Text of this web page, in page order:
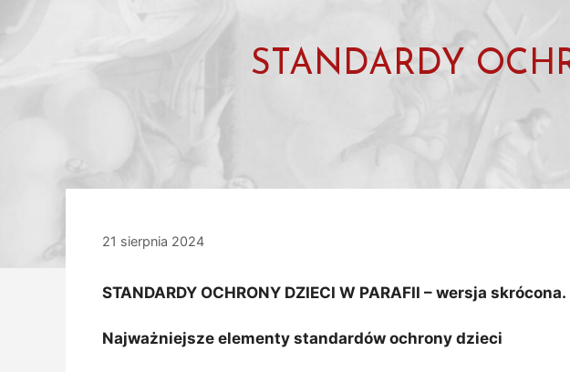
STANDARDY
21 sierpnia 2024
STANDARDY OCHRONY DZIECI W PARAFII – wersja skrócona.
Najważniejsze elementy standardów ochrony dzieci